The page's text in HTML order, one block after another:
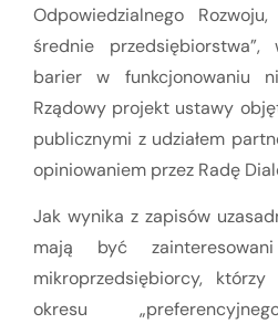
Odpowiedzialnego
średnie przedsiębiorstwa”,
barier w funkcjonowaniu
Rządowy projekt ustawy
publicznymi z udziałem
opiniowaniem przez Radę
Jak wynika z zapisów
mają być
mikroprzedsiębiorcy,
okresu